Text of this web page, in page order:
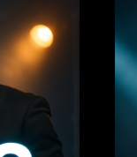
aby
zwiększyć
lub
zmniejszyć
głośność.